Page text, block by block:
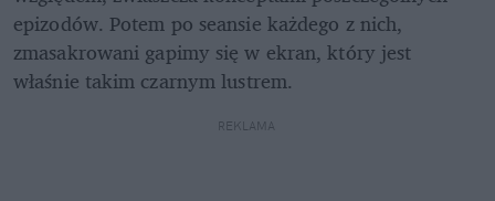
epizodów. Potem po seansie każdego z nich,
zmasakrowani gapimy się w ekran, który jest
właśnie takim czarnym lustrem.
REKLAMA